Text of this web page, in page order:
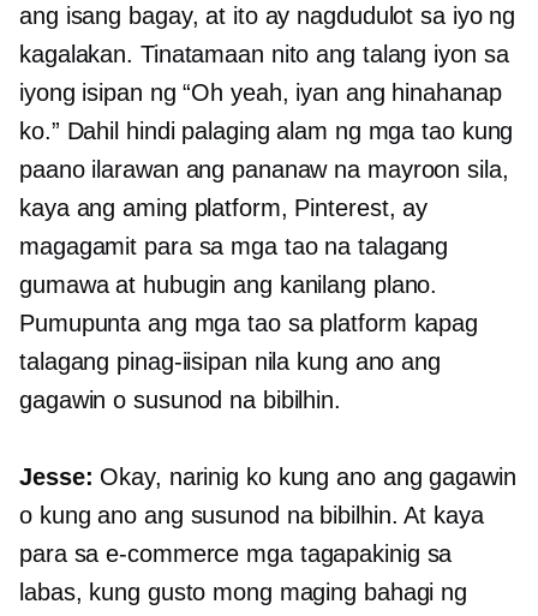
ang isang bagay, at ito ay nagdudulot sa iyo ng
kagalakan. Tinatamaan nito ang talang iyon sa
iyong isipan ng “Oh yeah, iyan ang hinahanap
ko.” Dahil hindi palaging alam ng mga tao kung
paano ilarawan ang pananaw na mayroon sila,
kaya ang aming platform, Pinterest, ay
magagamit para sa mga tao na talagang
gumawa at hubugin ang kanilang plano.
Pumupunta ang mga tao sa platform kapag
talagang pinag-iisipan nila kung ano ang
gagawin o susunod na bibilhin.
Jesse: Okay, narinig ko kung ano ang gagawin
o kung ano ang susunod na bibilhin. At kaya
para sae-commerce mga tagapakinig sa
labas, kung gusto mong maging bahagi ng